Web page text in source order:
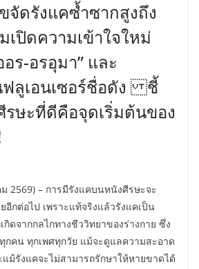
จัดรังแคซ้ำซากสูงถึง
เปิดความเข้าใจใหม่
ร-อรอุมา” และ
ฟลูเอนเซอร์ชื่อดัง ชี้
ษะที่ดีคือจุดเริ่มต้นของ
2569) – การมีรังแคบนหนังศีรษะจะ
อีกต่อไป เพราะแท้จริงแล้วรังแคเป็น
ดจากกลไกทางชีววิทยาของร่างกาย ซึ่ง
กคน ทุกเพศทุกวัย แม้จะดูแลความสะอาด
ม้รังแคจะไม่สามารถรักษาให้หายขาดได้